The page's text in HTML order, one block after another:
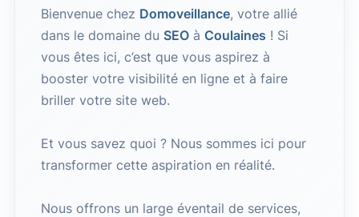
Bienvenue chez Domoveillance, votre allié
dans le domaine du SEOà Coulaines ! Si
vous êtes ici, c’est que vous aspirez à
booster votre visibilité en ligne et à faire
briller votre site web.
Et vous savez quoi ? Nous sommes ici pour
transformer cette aspiration en réalité.
Nous offrons un large éventail de services,